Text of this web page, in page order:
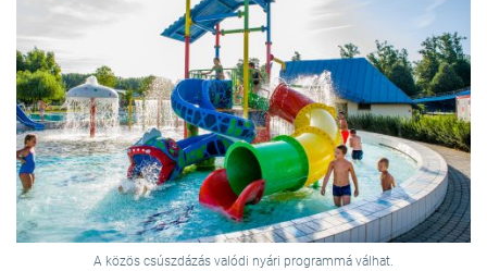
A közös csúszdázás valódi nyári programmá válhat.